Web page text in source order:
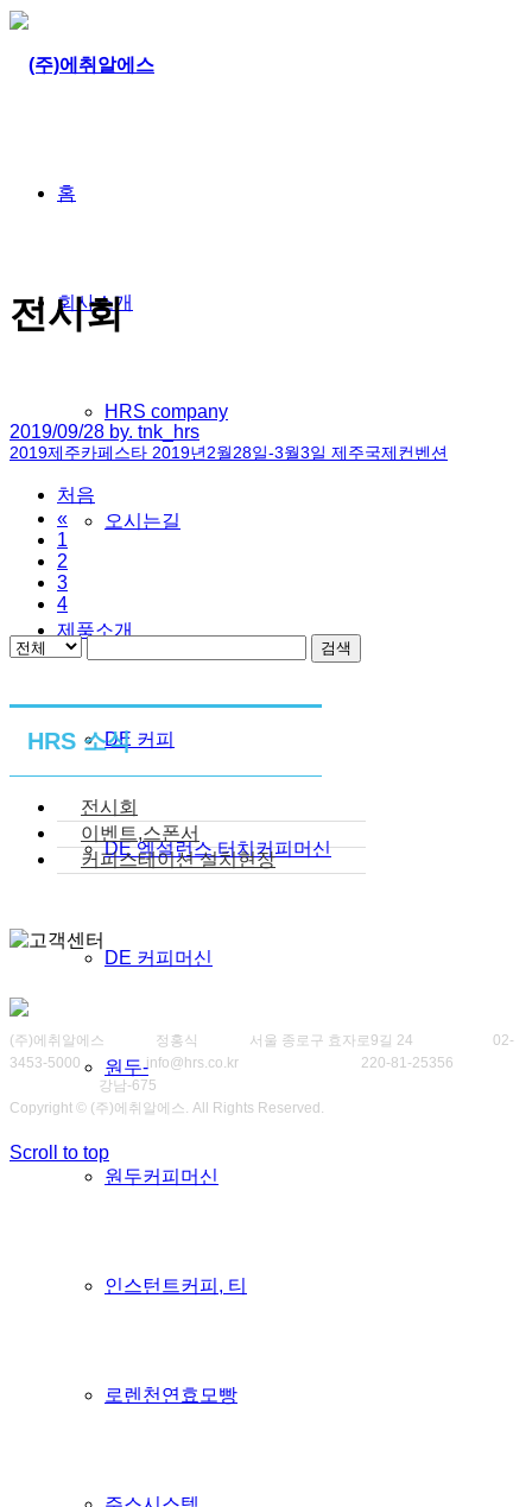
홈
회사소개
HRS company
오시는길
제품소개
DE 커피
DE 엑설런스 터치커피머신
DE 커피머신
원두-
원두커피머신
인스턴트커피, 티
로렌천연효모빵
전시회
2019/09/28 by. tnk_hrs
2019제주카페스타 2019년2월28일-3월3일 제주국제컨벤션
처음
«
1
2
3
4
검색
HRS 소식
전시회
이벤트,스폰서
커피스테이션 설치현장
(주)에취알에스 정홍식 서울 종로구 효자로9길 24
02-
3453-5000
이메일 info@hrs.co.kr 220-81-25356
강남-675
Copyright © (주)에취알에스. All Rights Reserved.
Scroll to top